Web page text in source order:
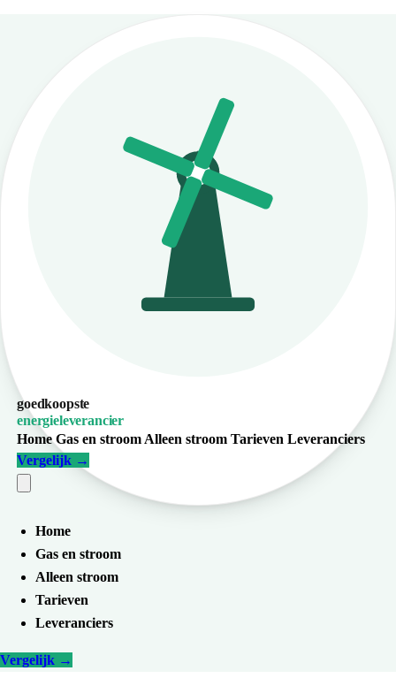
goedkoopste
energieleverancier
HomeGas en stroom Alleen stroom Tarieven Leveranciers
Vergelijk →
Home
Gas en stroom
Alleen stroom
Tarieven
Leveranciers
Vergelijk →